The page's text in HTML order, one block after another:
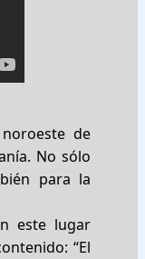
de
No sólo
para la
este lugar
“El